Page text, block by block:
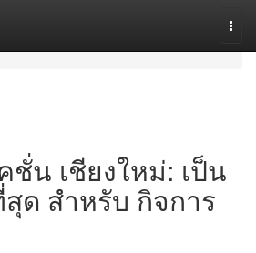
ชั่น เชียงใหม่: เป็น
ด สำหรับ กิจการ